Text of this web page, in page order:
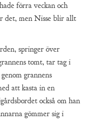
förra veckan och
det, men Nisse blir allt
springer över
tomt, tar tag i
grannens
att kasta in en
också om han
gömmer sig i